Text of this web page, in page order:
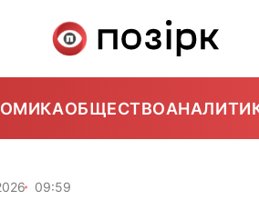
ОБЩЕСТВО
09:59